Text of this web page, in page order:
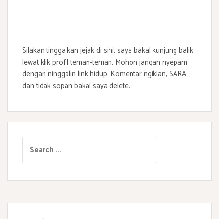
Silakan tinggalkan jejak di sini, saya bakal kunjung balik
lewat klik profil teman-teman. Mohon jangan nyepam
dengan ninggalin link hidup. Komentar ngiklan, SARA
dan tidak sopan bakal saya delete.
a
r
h